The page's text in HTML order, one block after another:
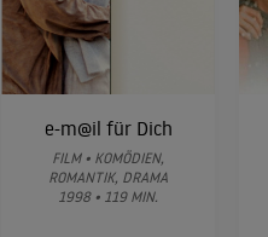
e-m@il für Dich
FILM • KOMÖDIEN,
ROMANTIK, DRAMA
1998 • 119 MIN.